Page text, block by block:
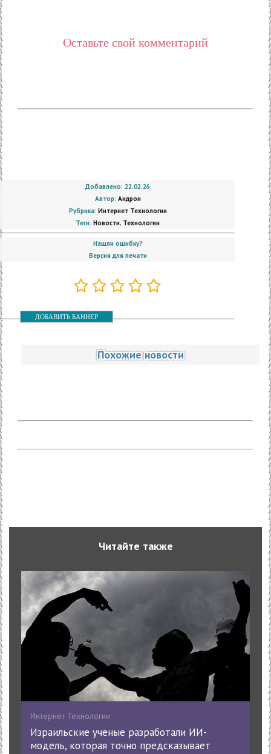
Добавлено: 22.02.26
Автор: Андрон
Рубрика: Интернет Технологии
Теги: Новости, Технологии
Нашли ошибку?
Версия для печати
ДОБАВИТЬ БАННЕР
Оставьте свой комментарий
Похожие новости
Читайте также
Интернет Технологии
Израильские ученые разработали ИИ-
модель, которая точно предсказывает